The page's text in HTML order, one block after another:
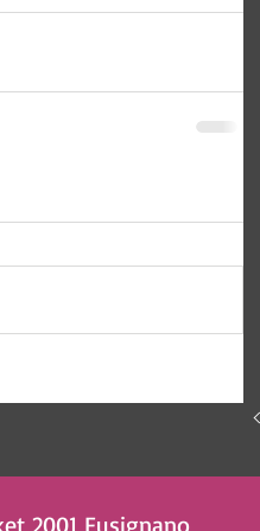
2001 Fusignano